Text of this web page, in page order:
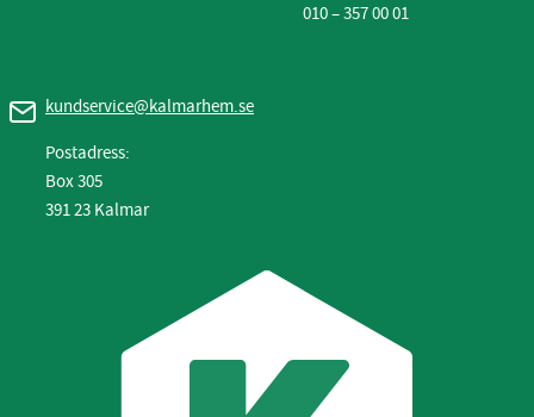
010 – 357 00 01
kundservice@kalmarhem.se
Postadress:
Box 305
391 23 Kalmar